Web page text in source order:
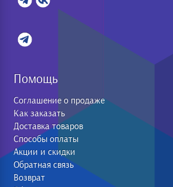
Помощь
Соглашение о продаже
Как заказать
Доставка товаров
Способы оплаты
Акции и скидки
Обратная связь
Возврат